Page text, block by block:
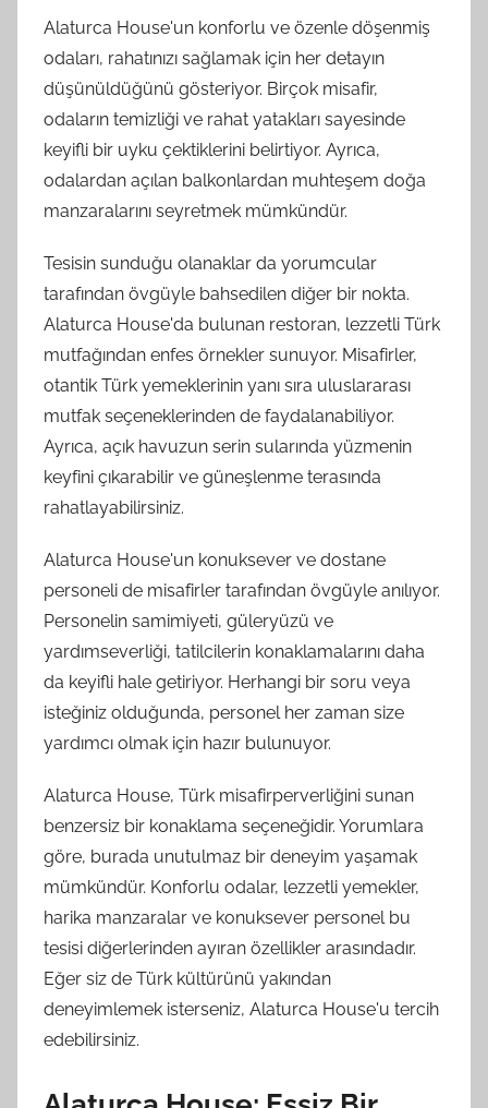
Alaturca House'un konforlu ve özenle döşenmiş
odaları, rahatınızı sağlamak için her detayın
düşünüldüğünü gösteriyor. Birçok misafir,
odaların temizliği ve rahat yatakları sayesinde
keyifli bir uyku çektiklerini belirtiyor. Ayrıca,
odalardan açılan balkonlardan muhteşem doğa
manzaralarını seyretmek mümkündür.
Tesisin sunduğu olanaklar da yorumcular
tarafından övgüyle bahsedilen diğer bir nokta.
Alaturca House'da bulunan restoran, lezzetli Türk
mutfağından enfes örnekler sunuyor. Misafirler,
otantik Türk yemeklerinin yanı sıra uluslararası
mutfak seçeneklerinden de faydalanabiliyor.
Ayrıca, açık havuzun serin sularında yüzmenin
keyfini çıkarabilir ve güneşlenme terasında
rahatlayabilirsiniz.
Alaturca House'un konuksever ve dostane
personeli de misafirler tarafından övgüyle anılıyor.
Personelin samimiyeti, güleryüzü ve
yardımseverliği, tatilcilerin konaklamalarını daha
da keyifli hale getiriyor. Herhangi bir soru veya
isteğiniz olduğunda, personel her zaman size
yardımcı olmak için hazır bulunuyor.
Alaturca House, Türk misafirperverliğini sunan
benzersiz bir konaklama seçeneğidir. Yorumlara
göre, burada unutulmaz bir deneyim yaşamak
mümkündür. Konforlu odalar, lezzetli yemekler,
harika manzaralar ve konuksever personel bu
tesisi diğerlerinden ayıran özellikler arasındadır.
Eğer siz de Türk kültürünü yakından
deneyimlemek isterseniz, Alaturca House'u tercih
edebilirsiniz.